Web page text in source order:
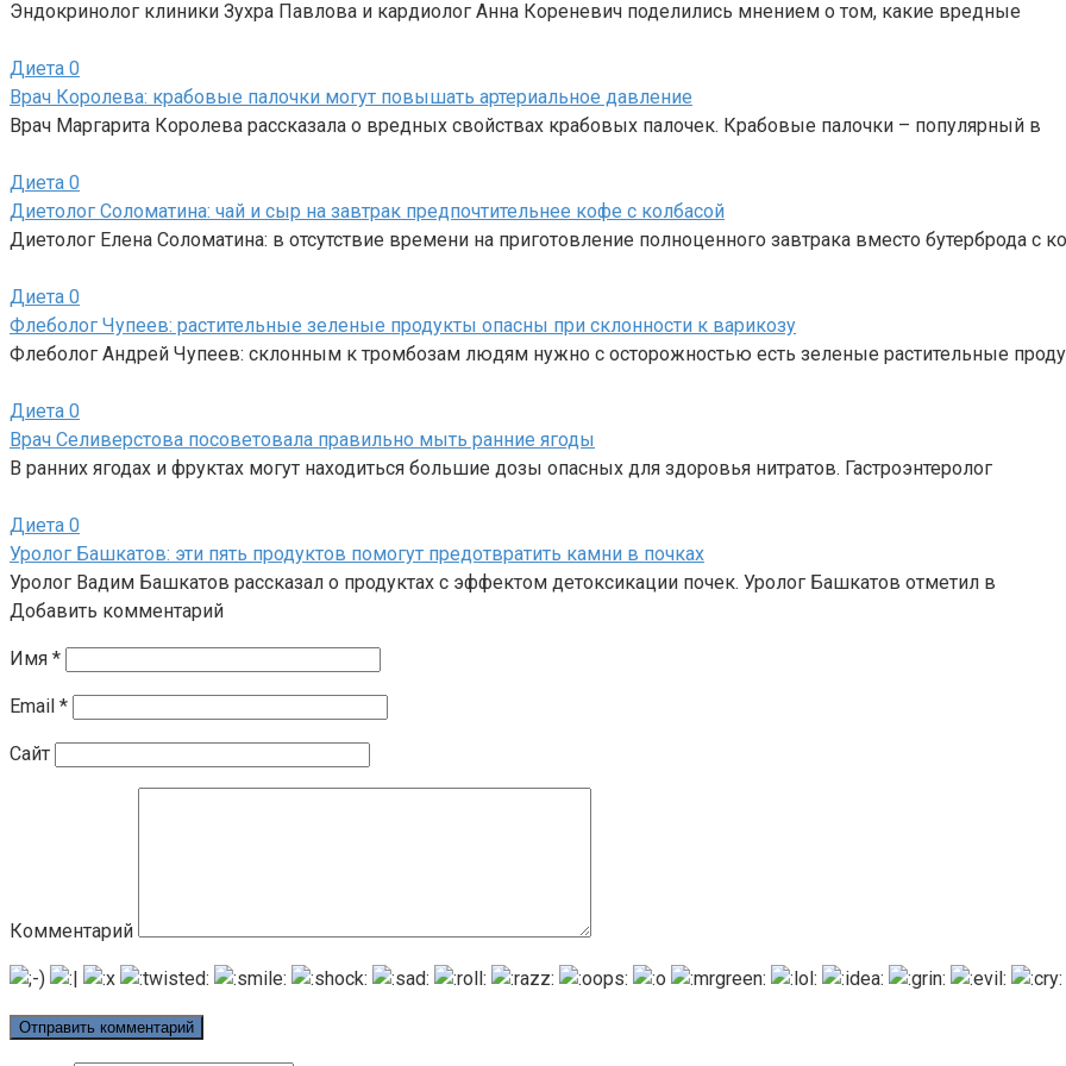
Эндокринолог клиники Зухра Павлова и кардиолог Анна Кореневич поделились мнением о том, какие вредные
Диета 0
Врач Королева: крабовые палочки могут повышать артериальное давление
Врач Маргарита Королева рассказала о вредных свойствах крабовых палочек. Крабовые палочки – популярный в
Диета 0
Диетолог Соломатина: чай и сыр на завтрак предпочтительнее кофе с колбасой
Диетолог Елена Соломатина: в отсутствие времени на приготовление полноценного завтрака вместо бутерброда с
Диета 0
Флеболог Чупеев: растительные зеленые продукты опасны при склонности к варикозу
Флеболог Андрей Чупеев: склонным к тромбозам людям нужно с осторожностью есть зеленые растительные
Диета 0
Врач Селиверстова посоветовала правильно мыть ранние ягоды
В ранних ягодах и фруктах могут находиться большие дозы опасных для здоровья нитратов. Гастроэнтеролог
Диета 0
Уролог Башкатов: эти пять продуктов помогут предотвратить камни в почках
Уролог Вадим Башкатов рассказал о продуктах с эффектом детоксикации почек. Уролог Башкатов отметил в
Добавить комментарий
Имя *
Email *
Сайт
Комментарий